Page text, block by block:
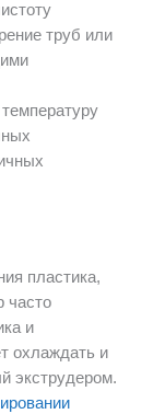
труб или
пластика,
часто
и
охлаждать и
экструдером.